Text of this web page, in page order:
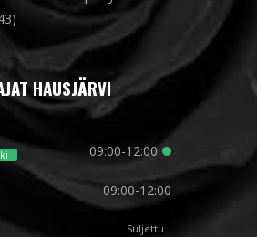
HAUSJÄRVI
09:00-12:00
09:00-12:00
Suljettu